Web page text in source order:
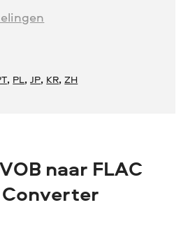
, PL,JP, KR,ZH
naar FLAC